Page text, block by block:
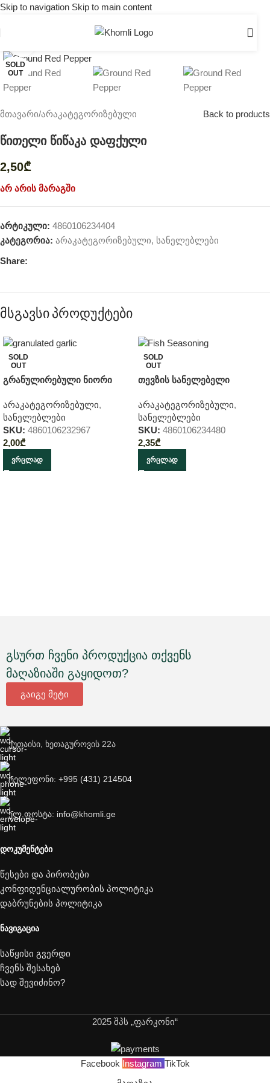
Skip to navigation Skip to main content
SOLD
OUT
მთავარი/არაკატეგორიზებული Back to products
წითელი წიწაკა დაფქული
2,50₾
არ არის მარაგში
არტიკული: 4860106234404
კატეგორია: არაკატეგორიზებული, სანელებლები
Share:
მსგავსი პროდუქტები
SOLD
OUT
გრანულირებული ნიორი
არაკატეგორიზებული,
სანელებლები
SKU: 4860106232967
2,00₾
ᲕᲠᲪᲚᲐᲓ
SOLD
OUT
თევზის სანელებელი
არაკატეგორიზებული,
სანელებლები
SKU: 4860106234480
2,35₾
ᲕᲠᲪᲚᲐᲓ
გსურთ ჩვენი პროდუქცია თქვენს
მაღაზიაში გაყიდოთ?
გაიგე მეტი
ქუთაისი, ხეთაგუროვის 22ა
ტელეფონი: +995 (431) 214504
ელ.ფოსტა: info@khomli.ge
ᲓᲝᲙᲣᲛᲔᲜᲢᲔᲑᲘ
წესები და პირობები
კონფიდენციალურობის პოლიტიკა
დაბრუნების პოლიტიკა
ᲜᲐᲕᲘᲒᲐᲪᲘᲐ
საწყისი გვერდი
ჩვენს შესახებ
სად შევიძინო?
2025 შპს „ფარკონი“
Facebook Instagram TikTok